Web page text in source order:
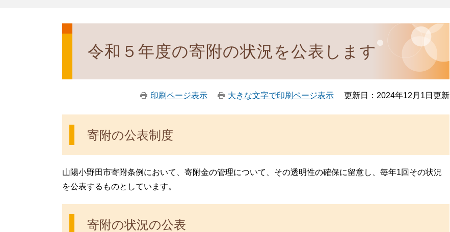
令和５年度の寄附の状況を公表します
印刷ページ表示 大きな文字で印刷ページ表示 更新日：2024年12月1日更新
寄附の公表制度
山陽小野田市寄附条例において、寄附金の管理について、その透明性の確保に留意し、毎年1回その状況
を公表するものとしています。
寄附の状況の公表